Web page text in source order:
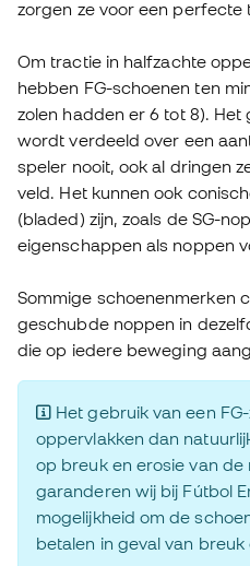
zorgen ze voor een perfecte
Om tractie in halfzachte
hebben FG-schoenen ten
zolen hadden er 6 tot 8).
wordt verdeeld over een
speler nooit, ook al dringen
veld. Het kunnen ook
(bladed) zijn, zoals de SG-
eigenschappen als noppen
Sommige schoenenmerken
geschubde noppen in
die op iedere beweging
Het gebruik van een
oppervlakken dan
op breuk en erosie van de
garanderen wij bij Fútbol
mogelijkheid om de
betalen in geval van breuk